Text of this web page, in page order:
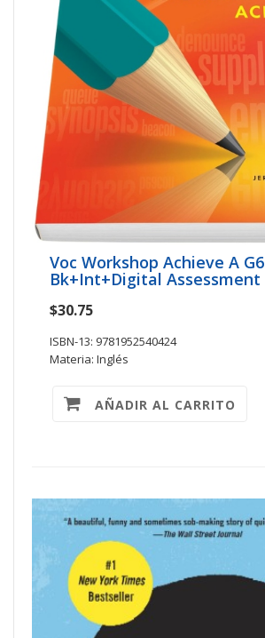
Voc Workshop Achieve A G6
Bk+Int+Digital Assessment
$30.75
ISBN-13: 9781952540424
Materia: Inglés
AÑADIR AL CARRITO